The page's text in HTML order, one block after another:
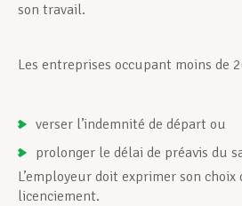
son travail.
Les entreprises occupant moins de
verser l’indemnité de départ ou
prolonger le délai de préavis du
L’employeur doit exprimer son
licenciement.